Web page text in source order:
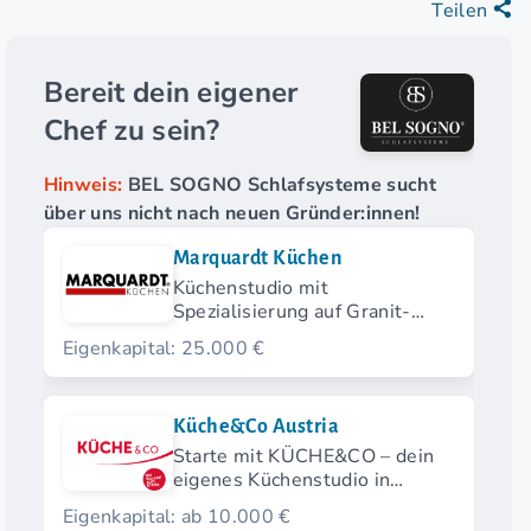
Teilen
Bereit dein eigener
Chef zu sein?
Hinweis: BEL SOGNO Schlafsysteme sucht
über uns nicht nach neuen Gründer:innen!
Marquardt Küchen
Küchenstudio mit
Spezialisierung auf Granit-
Arbeitsplatten
Eigenkapital: 25.000 €
Küche&Co Austria
Starte mit KÜCHE&CO – dein
eigenes Küchenstudio in
Österreich.
Eigenkapital: ab 10.000 €